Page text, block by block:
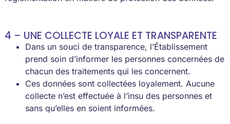
4 – UNE COLLECTE LOYALE ET TRANSPARENTE
Dans un souci de transparence, l’Établissement
prend soin d’informer les personnes concernées de
chacun des traitements qui les concernent.
Ces données sont collectées loyalement. Aucune
collecte n’est effectuée à l’insu des personnes et
sans qu’elles en soient informées.